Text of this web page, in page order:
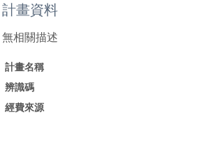
計畫資料
無相關描述
計畫名稱
辨識碼
經費來源